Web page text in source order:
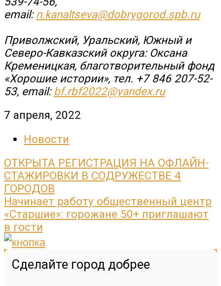
email: n.kanaltseva@dobrygorod.spb.ru
Приволжский, Уральский, Южный и
Северо-Кавказский округа: Оксана
Кременицкая, благотворительный фонд
«Хорошие истории», тел. +7 846 207-52-
53, email: bf.rbf2022@yandex.ru
7 апреля, 2022
Новости
Post
navigation
ОТКРЫТА РЕГИСТРАЦИЯ НА ОФЛАЙН-
СТАЖИРОВКИ В СОДРУЖЕСТВЕ 4
ГОРОДОВ
Начинает работу общественный центр
«Старшие»: горожане 50+ приглашают
в гости
Сделайте город добрее